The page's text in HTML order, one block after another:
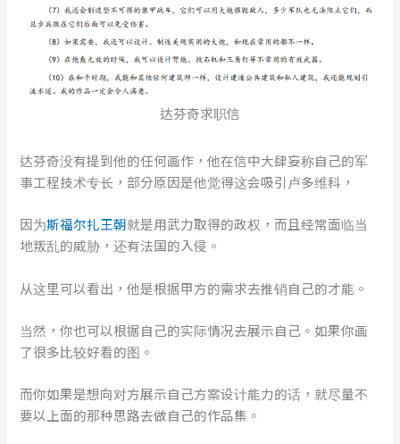
达芬奇求职信
达芬奇没有提到他的任何画作，他在信中大肆妄称自己的军
事工程技术专长，部分原因是他觉得这会吸引卢多维科，
因为斯福尔扎王朝就是用武力取得的政权，而且经常面临当
地叛乱的威胁，还有法国的入侵。
从这里可以看出，他是根据甲方的需求去推销自己的才能。
当然，你也可以根据自己的实际情况去展示自己。如果你画
了很多比较好看的图。
而你如果是想向对方展示自己方案设计能力的话，就尽量不
要以上面的那种思路去做自己的作品集。